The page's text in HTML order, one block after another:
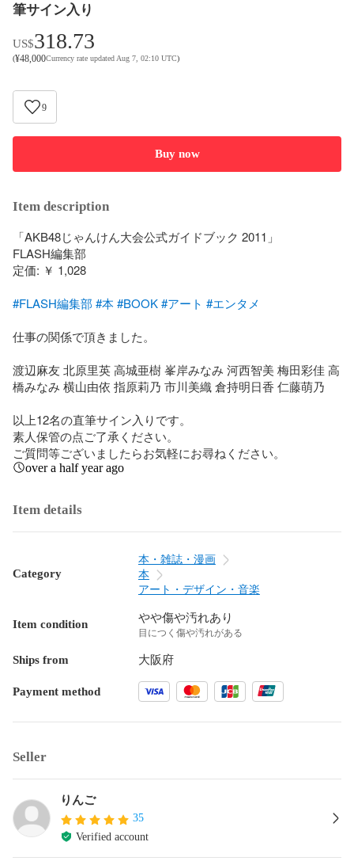
筆サイン入り
US$318.73
(¥48,000Currency rate updated Aug 7, 02:10 UTC)
9
Buy now
Item description
「AKB48じゃんけん大会公式ガイドブック 2011」
FLASH編集部
定価: ￥ 1,028
#FLASH編集部 #本#BOOK#アート #エンタメ
仕事の関係で頂きました。
渡辺麻友 北原里英 高城亜樹 峯岸みなみ 河西智美 梅田彩佳 高
橋みなみ 横山由依 指原莉乃 市川美織 倉持明日香 仁藤萌乃
以上12名の直筆サイン入りです。
素人保管の点ご了承ください。
ご質問等ございましたらお気軽にお尋ねください。
over a half year ago
Item details
Category
本・雑誌・漫画
本
アート・デザイン・音楽
Item condition やや傷や汚れあり
目につく傷や汚れがある
Ships from 大阪府
Payment method
Seller
りんご
35
Verified account